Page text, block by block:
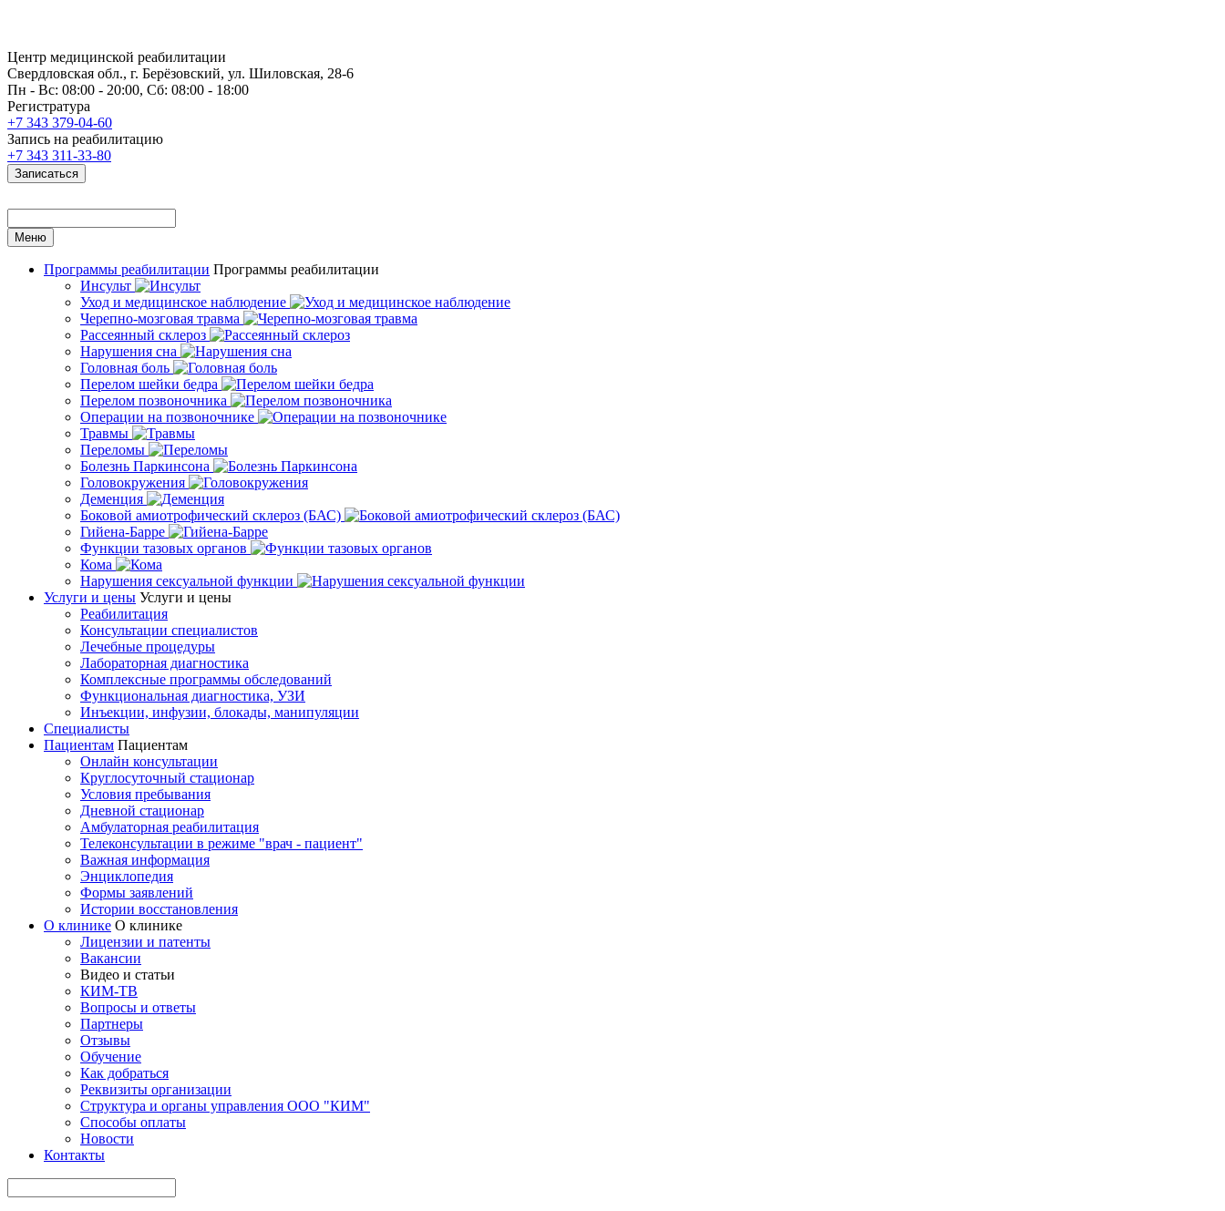
Центр медицинской реабилитации
Свердловская обл., г. Берёзовский, ул. Шиловская, 28-6
Пн - Вс: 08:00 - 20:00, Сб: 08:00 - 18:00
Регистратура
+7 343 379-04-60
Запись на реабилитацию
+7 343 311-33-80
Записаться
Меню
Программы реабилитации Программы реабилитации
Инсульт
Уход и медицинское наблюдение
Черепно-мозговая травма
Рассеянный склероз
Нарушения сна
Головная боль
Перелом шейки бедра
Перелом позвоночника
Операции на позвоночнике
Травмы
Переломы
Болезнь Паркинсона
Головокружения
Деменция
Боковой амиотрофический склероз (БАС)
Гийена-Барре
Функции тазовых органов
Кома
Нарушения сексуальной функции
Услуги и цены Услуги и цены
Реабилитация
Консультации специалистов
Лечебные процедуры
Лабораторная диагностика
Комплексные программы обследований
Функциональная диагностика, УЗИ
Инъекции, инфузии, блокады, манипуляции
Специалисты
Пациентам Пациентам
Онлайн консультации
Круглосуточный стационар
Условия пребывания
Дневной стационар
Амбулаторная реабилитация
Телеконсультации в режиме "врач - пациент"
Важная информация
Энциклопедия
Формы заявлений
Истории восстановления
О клинике О клинике
Лицензии и патенты
Вакансии
Видео и статьи
КИМ-ТВ
Вопросы и ответы
Партнеры
Отзывы
Обучение
Как добраться
Реквизиты организации
Структура и органы управления ООО "КИМ"
Способы оплаты
Новости
Контакты